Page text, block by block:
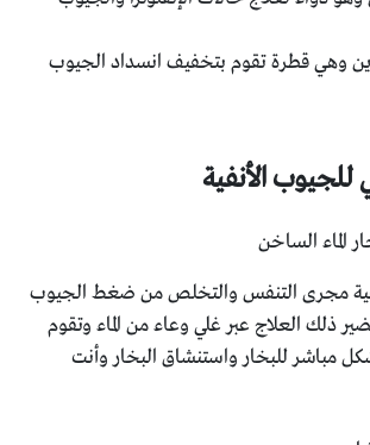
وهي قطرة تقوم بتخفيف انسداد الجيوب
الأنفية
الماء الساخن
مجرى التنفس والتخلص من ضغط الجيوب
ذلك العلاج عبر غلي وعاء من الماء وتقوم
مباشر للبخار واستنشاق البخار وأنت